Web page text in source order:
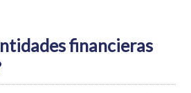
financieras